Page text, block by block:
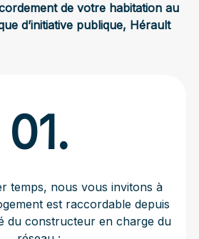
de votre habitation au
d’initiative publique, Hérault
01.
temps, nous vous invitons à
est raccordable depuis
du constructeur en charge du